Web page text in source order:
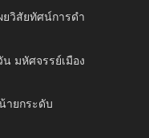
วิสัยทัศน์การดำ
มหัศจรรย์เมือง
ายกระดับ